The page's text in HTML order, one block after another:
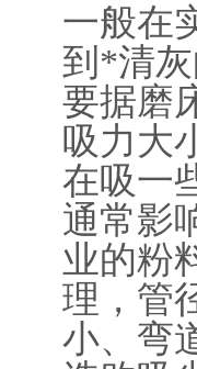
一般在
到*清
要据磨
吸力大
在吸一
通常影
业的粉
理，管
小、弯